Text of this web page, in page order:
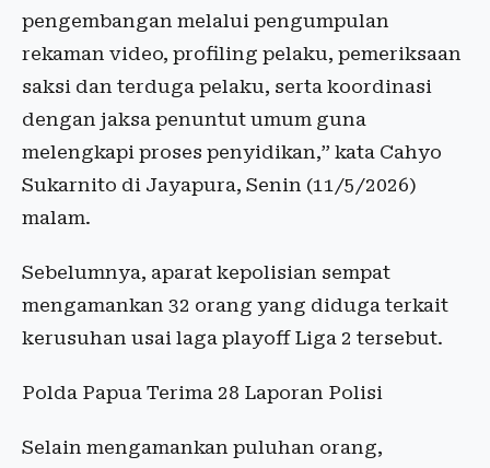
pengembangan melalui pengumpulan
rekaman video, profiling pelaku, pemeriksaan
saksi dan terduga pelaku, serta koordinasi
dengan jaksa penuntut umum guna
melengkapi proses penyidikan,” kata Cahyo
Sukarnito di Jayapura, Senin (11/5/2026)
malam.
Sebelumnya, aparat kepolisian sempat
mengamankan 32 orang yang diduga terkait
kerusuhan usai laga playoff Liga 2 tersebut.
Polda Papua Terima 28 Laporan Polisi
Selain mengamankan puluhan orang,